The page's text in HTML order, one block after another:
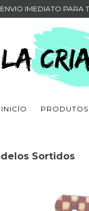
ENVIO IMEDIATO PARA
INICÍO PRODUTOS
Sortidos